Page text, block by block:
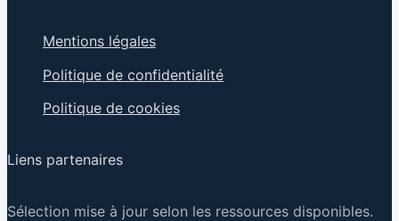
Mentions légales
Politique de confidentialité
Politique de cookies
Liens partenaires
Sélection mise à jour selon les ressources disponibles.